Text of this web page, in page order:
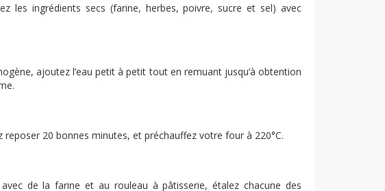
les ingrédients secs (farine, herbes, poivre, sucre et sel) avec
ajoutez l’eau petit à petit tout en remuant jusqu’à obtention
reposer 20 bonnes minutes, et préchauffez votre four à 220°C.
de la farine et au rouleau à pâtisserie, étalez chacune des